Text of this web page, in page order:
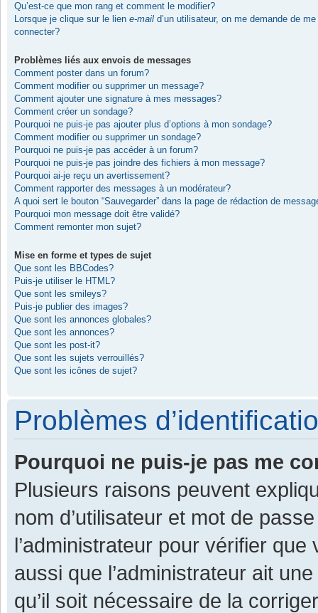
Qu’est-ce que mon rang et comment le modifier?
Lorsque je clique sur le lien e-mail d’un utilisateur, on me demande de me
connecter?
Problèmes liés aux envois de messages
Comment poster dans un forum?
Comment modifier ou supprimer un message?
Comment ajouter une signature à mes messages?
Comment créer un sondage?
Pourquoi ne puis-je pas ajouter plus d’options à mon sondage?
Comment modifier ou supprimer un sondage?
Pourquoi ne puis-je pas accéder à un forum?
Pourquoi ne puis-je pas joindre des fichiers à mon message?
Pourquoi ai-je reçu un avertissement?
Comment rapporter des messages à un modérateur?
A quoi sert le bouton “Sauvegarder” dans la page de rédaction de
Pourquoi mon message doit être validé?
Comment remonter mon sujet?
Mise en forme et types de sujet
Que sont les BBCodes?
Puis-je utiliser le HTML?
Que sont les smileys?
Puis-je publier des images?
Que sont les annonces globales?
Que sont les annonces?
Que sont les post-it?
Que sont les sujets verrouillés?
Que sont les icônes de sujet?
Problèmes
Pourquoi ne puis-je pas me
Plusieurs raisons peuvent
nom d’utilisateur et mot de
l’administrateur pour vérifier
aussi que l’administrateur ait
qu’il soit nécessaire de la